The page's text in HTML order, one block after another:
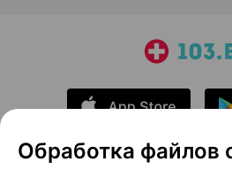
Обработка файлов